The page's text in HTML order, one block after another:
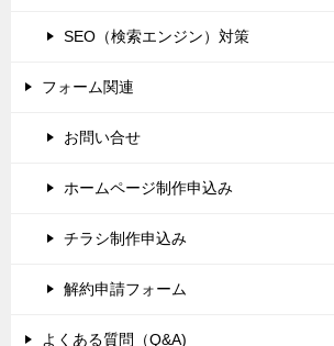
SEO（検索エンジン）対策
フォーム関連
お問い合せ
ホームページ制作申込み
チラシ制作申込み
解約申請フォーム
よくある質問（Q&A)